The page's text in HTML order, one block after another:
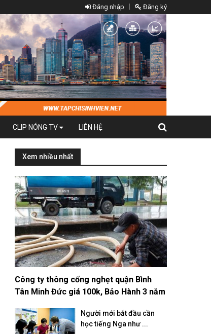
Đăng nhập Đăng ký
CLIP NÓNG TV LIÊN HỆ
Xem nhiều nhất
Công ty thông cống nghẹt quận Bình
Tân Minh Đức giá 100k, Bảo Hành 3 năm
Người mới bắt đầu cần
học tiếng Nga như ...